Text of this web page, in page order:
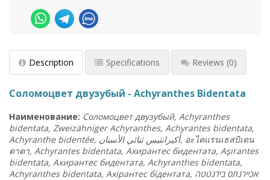
Description Specifications Reviews (0)
Соломоцвет двузубый - Achyranthes Bidentata
Наименование: Соломоцвет двузубый, Achyranthes
bidentata, Zweizähniger Achyranthes, Achyrantes bidentata,
Achyranthe bidentée,
أكيرانثيس ثنائي الأسنان , อะไคแรนเธสบิเดน
ตาตา, Achyrantes bidentata, Ахирантес бидентата, Aşırantes
bidentata, Ахирантес бидентата, Achyranthes bidentata,
Achyranthes bidentata, Ахірантес бідентата,
אכיירנתס בידנטטה